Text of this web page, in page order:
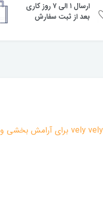
ارسال ۱ الی ۷ روز کاری
بعد از ثبت سفارش